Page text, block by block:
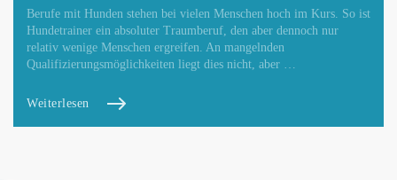
Berufe mit Hunden stehen bei vielen Menschen hoch im Kurs. So ist
Hundetrainer ein absoluter Traumberuf, den aber dennoch nur
relativ wenige Menschen ergreifen. An mangelnden
Qualifizierungsmöglichkeiten liegt dies nicht, aber …
Weiterlesen